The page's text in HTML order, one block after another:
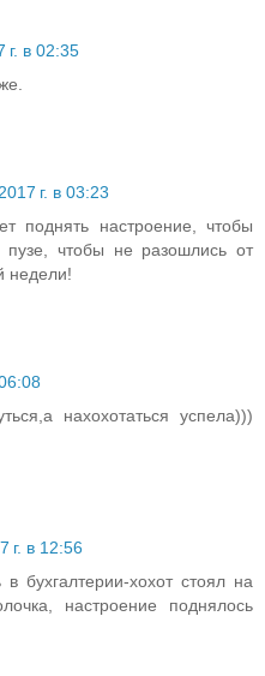
г. в 02:35
г. в 03:23
поднять настроение, чтобы
чтобы не разошлись от
недели!
нахохотаться успела)))
г. в 12:56
бухгалтерии-хохот стоял на
настроение поднялось